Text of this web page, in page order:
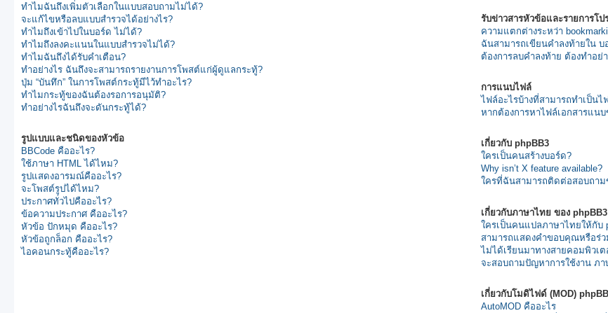
ทำไมฉันถึงเพิ่มตัวเลือกในแบบสอบถามไม่ได้?
จะแก้ไขหรือลบแบบสำรวจได้อย่างไร?
ทำไมถึงเข้าไปในบอร์ด ไม่ได้?
ทำไมถึงลงคะแนนในแบบสำรวจไม่ได้?
ทำไมฉันถึงได้รับคำเตือน?
ทำอย่างไร ฉันถึงจะสามารถรายงานการโพสต์แก่ผู้ดูแลกระทู้?
ปุ่ม “บันทึก” ในการโพสต์กระทู้มีไว้ทำอะไร?
ทำไมกระทู้ของฉันต้องรอการอนุมัติ?
ทำอย่างไรฉันถึงจะดันกระทู้ได้?
รูปแบบและชนิดของหัวข้อ
BBCode คืออะไร?
ใช้ภาษา HTML ได้ไหม?
รูปแสดงอารมณ์คืออะไร?
จะโพสต์รูปได้ไหม?
ประกาศทั่วไปคืออะไร?
ข้อความประกาศ คืออะไร?
หัวข้อ ปักหมุด คืออะไร?
หัวข้อถูกล็อก คืออะไร?
ไอคอนกระทู้คืออะไร?
รับข่าวสารหัวข้อและรายการโป
ความแตกต่างระหว่า
ฉันสามารถเขียนคำลงท้ายใน บ
ต้องการลบคำลงท้าย ต้องทำอย่า
การแนบไฟล์
ไฟล์อะไรบ้างที่สามารถทำเป็น
หากต้องการหาไฟล์เอกสารแนบ
เกี่ยวกับ phpBB3
ใครเป็นคนสร้างบอร์ด?
Why isn’t X feature available?
ใครที่ฉันสามารถติดต่อสอบถา
เกี่ยวกับภาษาไทย ของ phpBB3
ใครเป็นคนแปลภาษาไทยให้กับ
สามารถแสดงคำขอบคุณหรือร่
ไม่ได้เรียนมาทางสายคอมพิวเ
จะสอบถามปัญหาการใช้งาน ภ
เกี่ยวกับโมดิไฟด์ (MOD)
AutoMOD คืออะไร